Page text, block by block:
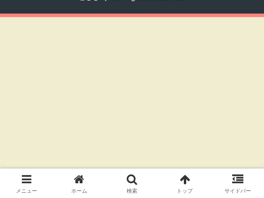
メニュー ホーム 検索 トップ サイドバー